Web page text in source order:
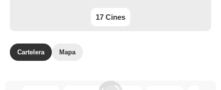
17 Cines
Cartelera Mapa